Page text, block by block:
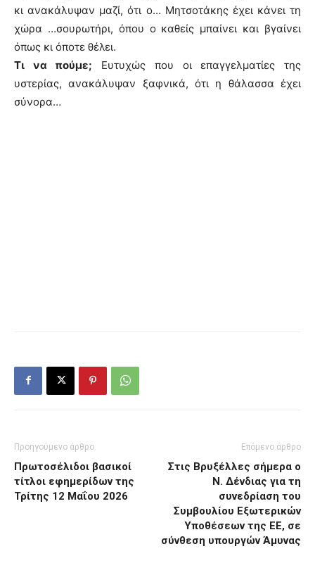
κι ανακάλυψαν μαζί, ότι ο… Μητσοτάκης έχει κάνει τη
χώρα …σουρωτήρι, όπου ο καθείς μπαίνει και βγαίνει
όπως κι όποτε θέλει.
Τι να πούμε; Ευτυχώς που οι επαγγελματίες της
υστερίας, ανακάλυψαν ξαφνικά, ότι η θάλασσα έχει
σύνορα…
Προηγούμενο άρθρο
Πρωτοσέλιδοι βασικοί
τίτλοι εφημερίδων της
Τρίτης 12 Μαΐου 2026
Επόμενο άρθρο
Στις Βρυξέλλες σήμερα ο
Ν. Δένδιας για τη
συνεδρίαση του
Συμβουλίου Εξωτερικών
Υποθέσεων της ΕΕ, σε
σύνθεση υπουργών Άμυνας